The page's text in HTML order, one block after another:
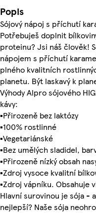
Popis
Sójový nápoj s příchutí
Potřebuješ doplnit
proteinu? Jsi náš člověk!
nápojem s příchutí
plného kvalitních
planetu. Být laskavý k
Výhody Alpro sójového
kávy:
▪Přirozeně bez laktózy
▪100% rostlinné
▪Vegetariánské
▪Bez umělých sladidel,
▪Přirozeně nízký obsah
▪Zdroj vysoce kvalitní
▪Zdroj vápníku. Obsahuje
Hlavní surovinou je sója -
nejlepší? Naše sója